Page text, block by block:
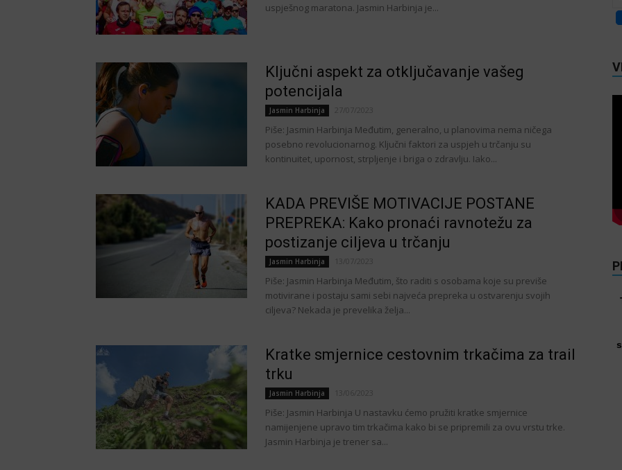
uspješnog maratona. Jasmin Harbinja je...
Ključni aspekt za otključavanje vašeg
potencijala
Jasmin Harbinja 27/07/2023
Piše: Jasmin Harbinja Međutim, generalno, u planovima nema ničega
posebno revolucionarnog. Ključni faktori za uspjeh u trčanju su
kontinuitet, upornost, strpljenje i briga o zdravlju. Iako...
KADA PREVIŠE MOTIVACIJE POSTANE
PREPREKA: Kako pronaći ravnotežu za
postizanje ciljeva u trčanju
Jasmin Harbinja 13/07/2023
Piše: Jasmin Harbinja Međutim, što raditi s osobama koje su previše
motivirane i postaju sami sebi najveća prepreka u ostvarenju svojih
ciljeva? Nekada je prevelika želja...
Kratke smjernice cestovnim trkačima za trail
trku
Jasmin Harbinja 13/06/2023
Piše: Jasmin Harbinja U nastavku ćemo pružiti kratke smjernice
namijenjene upravo tim trkačima kako bi se pripremili za ovu vrstu trke.
Jasmin Harbinja je trener sa...